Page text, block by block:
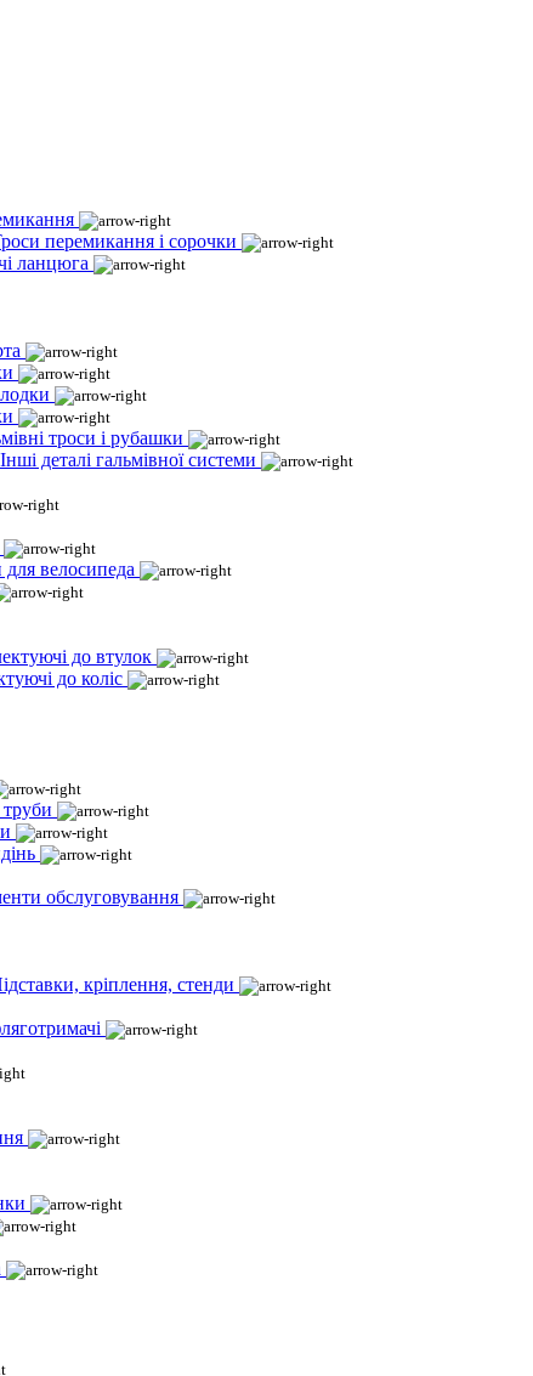
перемикання і сорочки
ланцюга
троси і рубашки
Інші деталі гальмівної системи
велосипеда
до втулок
до коліс
труби
обслуговування
кріплення, стенди